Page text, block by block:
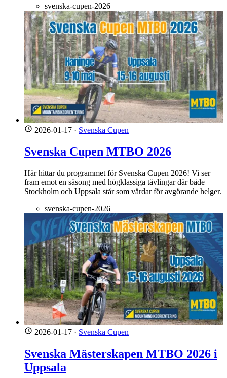
svenska-cupen-2026
2026-01-17 · Svenska Cupen
Svenska Cupen MTBO 2026
Här hittar du programmet för Svenska Cupen 2026! Vi ser
fram emot en säsong med högklassiga tävlingar där både
Stockholm och Uppsala står som värdar för avgörande helger.
svenska-cupen-2026
2026-01-17 · Svenska Cupen
Svenska Mästerskapen MTBO 2026 i
Uppsala